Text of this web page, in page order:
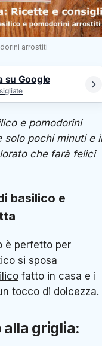
arrostiti
su Google
e pomodorini
solo pochi minuti e il
che farà felici
basilico e
è perfetto per
si sposa
fatto in casa e i
tocco di dolcezza.
alla griglia: